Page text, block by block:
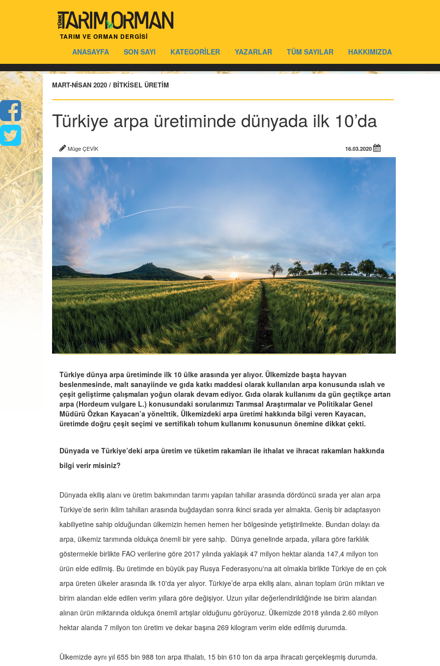
TARIM VE ORMAN DERGİSİ
ANASAYFA SON SAYI KATEGORİLER YAZARLAR TÜM SAYILAR HAKKIMIZDA
MART-NİSAN 2020 / BİTKİSEL ÜRETİM
Türkiye arpa üretiminde dünyada ilk 10’da
Müge ÇEVİK 16.03.2020
Türkiye dünya arpa üretiminde ilk 10 ülke arasında yer alıyor. Ülkemizde başta hayvan
beslenmesinde, malt sanayiinde ve gıda katkı maddesi olarak kullanılan arpa konusunda ıslah ve
çeşit geliştirme çalışmaları yoğun olarak devam ediyor. Gıda olarak kullanımı da gün geçtikçe artan
arpa (Hordeum vulgare L.) konusundaki sorularımızı Tarımsal Araştırmalar ve Politikalar Genel
Müdürü Özkan Kayacan’a yönelttik. Ülkemizdeki arpa üretimi hakkında bilgi veren Kayacan,
üretimde doğru çeşit seçimi ve sertifikalı tohum kullanımı konusunun önemine dikkat çekti.
Dünyada ve Türkiye’deki arpa üretim ve tüketim rakamları ile ithalat ve ihracat rakamları hakkında
bilgi verir misiniz?
Dünyada ekiliş alanı ve üretim bakımından tarımı yapılan tahıllar arasında dördüncü sırada yer alan arpa
Türkiye’de serin iklim tahılları arasında buğdaydan sonra ikinci sırada yer almakta. Geniş bir adaptasyon
kabiliyetine sahip olduğundan ülkemizin hemen hemen her bölgesinde yetiştirilmekte. Bundan dolayı da
arpa, ülkemiz tarımında oldukça önemli bir yere sahip. Dünya genelinde arpada, yıllara göre farklılık
göstermekle birlikte FAO verilerine göre 2017 yılında yaklaşık 47 milyon hektar alanda 147,4 milyon ton
ürün elde edilmiş. Bu üretimde en büyük pay Rusya Federasyonu'na ait olmakla birlikte Türkiye de en çok
arpa üreten ülkeler arasında ilk 10'da yer alıyor. Türkiye’de arpa ekiliş alanı, alınan toplam ürün miktarı ve
birim alandan elde edilen verim yıllara göre değişiyor. Uzun yıllar değerlendirildiğinde ise birim alandan
alınan ürün miktarında oldukça önemli artışlar olduğunu görüyoruz. Ülkemizde 2018 yılında 2.60 milyon
hektar alanda 7 milyon ton üretim ve dekar başına 269 kilogram verim elde edilmiş durumda.
Ülkemizde aynı yıl 655 bin 988 ton arpa ithalatı, 15 bin 610 ton da arpa ihracatı gerçekleşmiş durumda.